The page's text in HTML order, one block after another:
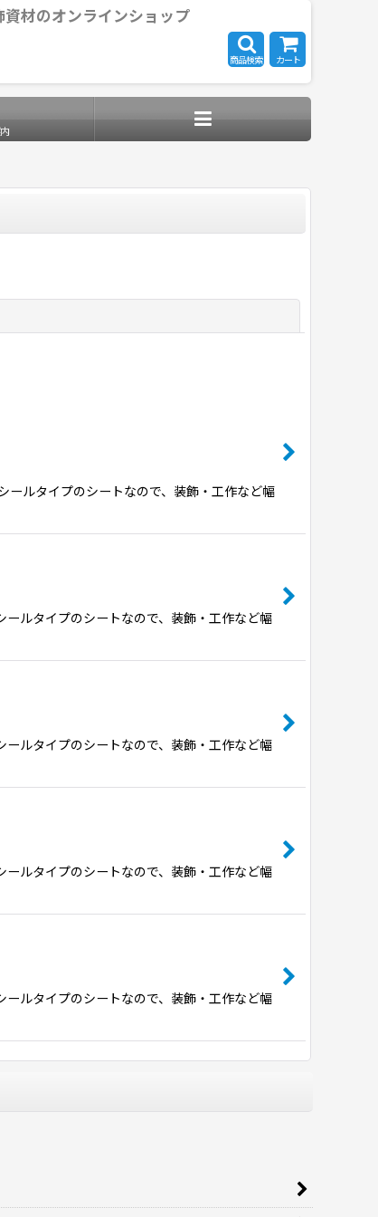
材のオンラインショップ
商品検索 カート
ルタイプのシートなので、装飾・工作など幅
ルタイプのシートなので、装飾・工作など幅
ルタイプのシートなので、装飾・工作など幅
ルタイプのシートなので、装飾・工作など幅
ルタイプのシートなので、装飾・工作など幅